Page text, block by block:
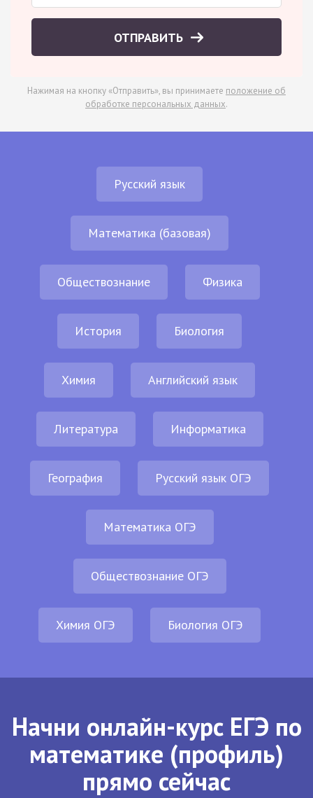
ОТПРАВИТЬ
Нажимая на кнопку «Отправить», вы принимаете положение об
обработке персональных данных.
Русский язык
Математика (базовая)
Обществознание Физика
История Биология
Химия Английский язык
Литература Информатика
География Русский язык ОГЭ
Математика ОГЭ
Обществознание ОГЭ
Химия ОГЭ Биология ОГЭ
Начни онлайн-курс ЕГЭ по
математике (профиль)
прямо сейчас